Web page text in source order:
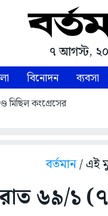
৭ আগস্ট,
বিনোদন ব্যবসা
অ্যাকাউন্টে দ্বিতীয়
চৌধুরী
বর্তমান/ এই
৬৯/১ (৭